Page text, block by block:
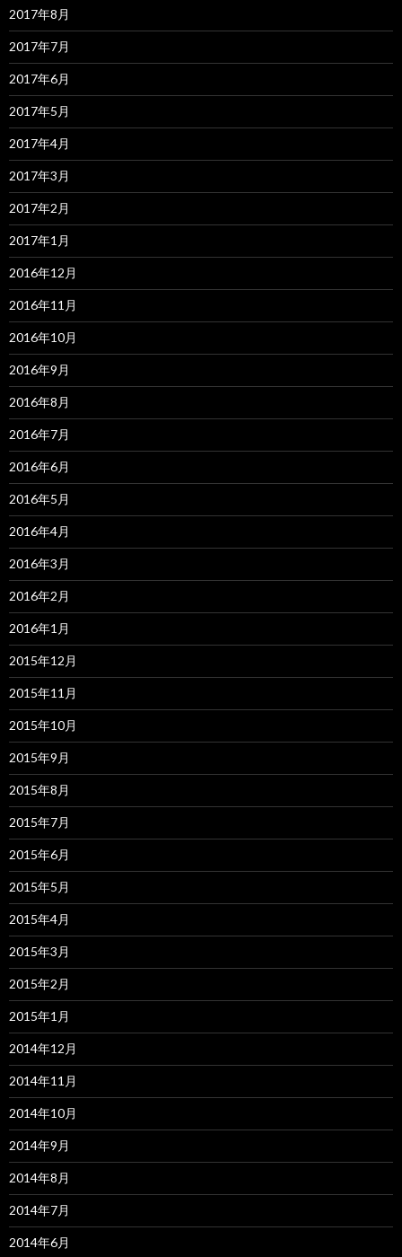
2017年8月
2017年7月
2017年6月
2017年5月
2017年4月
2017年3月
2017年2月
2017年1月
2016年12月
2016年11月
2016年10月
2016年9月
2016年8月
2016年7月
2016年6月
2016年5月
2016年4月
2016年3月
2016年2月
2016年1月
2015年12月
2015年11月
2015年10月
2015年9月
2015年8月
2015年7月
2015年6月
2015年5月
2015年4月
2015年3月
2015年2月
2015年1月
2014年12月
2014年11月
2014年10月
2014年9月
2014年8月
2014年7月
2014年6月